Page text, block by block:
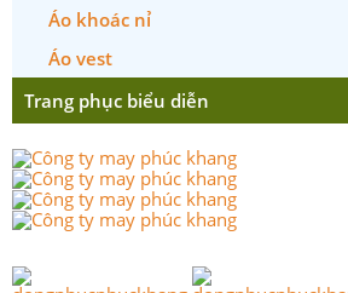
Áo khoác nỉ
Áo vest
Trang phục biểu diễn